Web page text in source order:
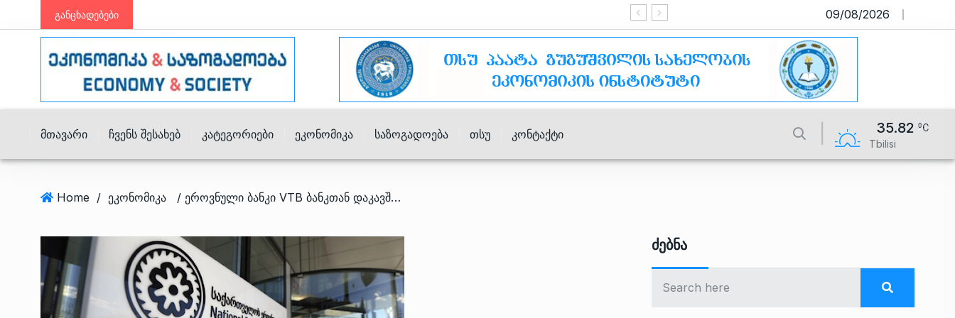
განცხადებები საიტი მუშაობს სატესტო რეჟიმში
09/08/2026
Მთავარი Ჩვენს Შესახებ Კატეგორიები Ეკონომიკა Საზოგადოება Თსუ Კონტაქტი 35.82
Tbilisi
Home / ეკონომიკა / ეროვნული ბანკი VTB ბანკთან დაკავშირებით განცხადებას ავრცელებს
Ძებნა